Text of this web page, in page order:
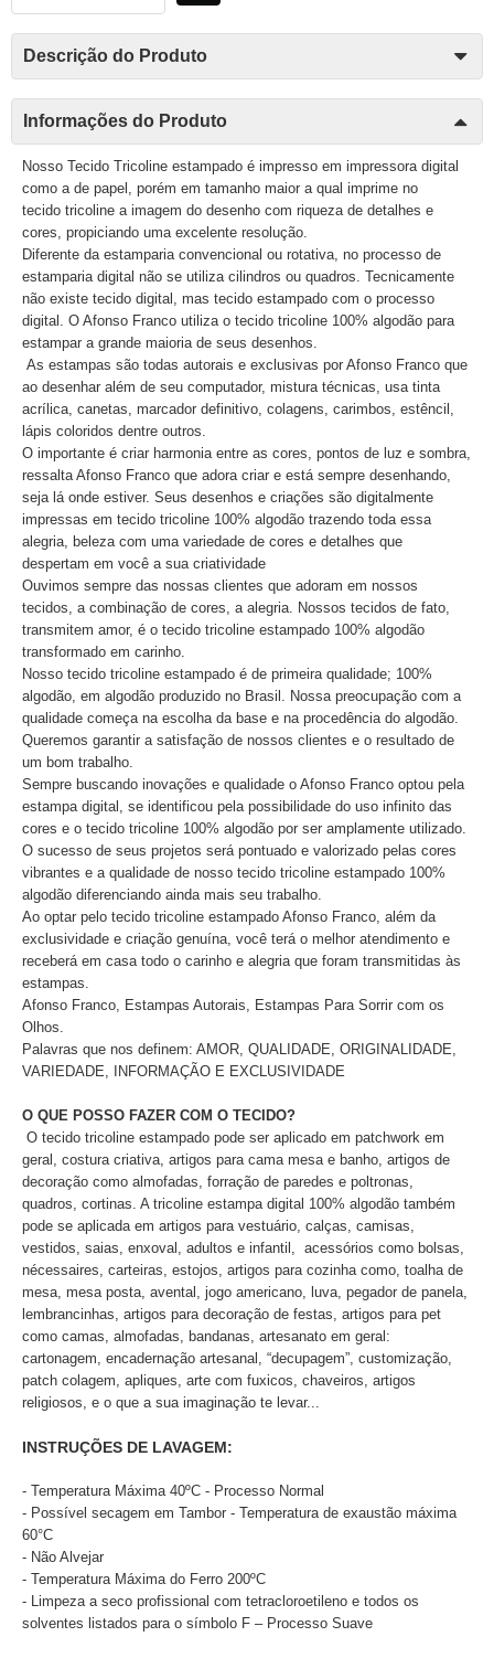
Descrição do Produto
Informações do Produto
Nosso Tecido Tricoline estampado é impresso em impressora digital
como a de papel, porém em tamanho maior a qual imprime no
tecido tricoline a imagem do desenho com riqueza de detalhes e
cores, propiciando uma excelente resolução.
Diferente da estamparia convencional ou rotativa, no processo de
estamparia digital não se utiliza cilindros ou quadros. Tecnicamente
não existe tecido digital, mas tecido estampado com o processo
digital. O Afonso Franco utiliza o tecido tricoline 100% algodão para
estampar a grande maioria de seus desenhos.
As estampas são todas autorais e exclusivas por Afonso Franco que
ao desenhar além de seu computador, mistura técnicas, usa tinta
acrílica, canetas, marcador definitivo, colagens, carimbos, estêncil,
lápis coloridos dentre outros.
O importante é criar harmonia entre as cores, pontos de luz e sombra,
ressalta Afonso Franco que adora criar e está sempre desenhando,
seja lá onde estiver. Seus desenhos e criações são digitalmente
impressas em tecido tricoline 100% algodão trazendo toda essa
alegria, beleza com uma variedade de cores e detalhes que
despertam em você a sua criatividade
Ouvimos sempre das nossas clientes que adoram em nossos
tecidos, a combinação de cores, a alegria. Nossos tecidos de fato,
transmitem amor, é o tecido tricoline estampado 100% algodão
transformado em carinho.
Nosso tecido tricoline estampado é de primeira qualidade; 100%
algodão, em algodão produzido no Brasil. Nossa preocupação com a
qualidade começa na escolha da base e na procedência do algodão.
Queremos garantir a satisfação de nossos clientes e o resultado de
um bom trabalho.
Sempre buscando inovações e qualidade o Afonso Franco optou pela
estampa digital, se identificou pela possibilidade do uso infinito das
cores e o tecido tricoline 100% algodão por ser amplamente utilizado.
O sucesso de seus projetos será pontuado e valorizado pelas cores
vibrantes e a qualidade de nosso tecido tricoline estampado 100%
algodão diferenciando ainda mais seu trabalho.
Ao optar pelo tecido tricoline estampado Afonso Franco, além da
exclusividade e criação genuína, você terá o melhor atendimento e
receberá em casa todo o carinho e alegria que foram transmitidas às
estampas.
Afonso Franco, Estampas Autorais, Estampas Para Sorrir com os
Olhos.
Palavras que nos definem: AMOR, QUALIDADE, ORIGINALIDADE,
VARIEDADE, INFORMAÇÃO E EXCLUSIVIDADE
O QUE POSSO FAZER COM O TECIDO?
O tecido tricoline estampado pode ser aplicado em patchwork em
geral, costura criativa, artigos para cama mesa e banho, artigos de
decoração como almofadas, forração de paredes e poltronas,
quadros, cortinas. A tricoline estampa digital 100% algodão também
pode se aplicada em artigos para vestuário, calças, camisas,
vestidos, saias, enxoval, adultos e infantil, acessórios como bolsas,
nécessaires, carteiras, estojos, artigos para cozinha como, toalha de
mesa, mesa posta, avental, jogo americano, luva, pegador de panela,
lembrancinhas, artigos para decoração de festas, artigos para pet
como camas, almofadas, bandanas, artesanato em geral:
cartonagem, encadernação artesanal, “decupagem”, customização,
patch colagem, apliques, arte com fuxicos, chaveiros, artigos
religiosos, e o que a sua imaginação te levar...
INSTRUÇÕES DE LAVAGEM:
- Temperatura Máxima 40ºC - Processo Normal
- Possível secagem em Tambor - Temperatura de exaustão máxima
60°C
- Não Alvejar
- Temperatura Máxima do Ferro 200ºC
- Limpeza a seco profissional com tetracloroetileno e todos os
solventes listados para o símbolo F – Processo Suave